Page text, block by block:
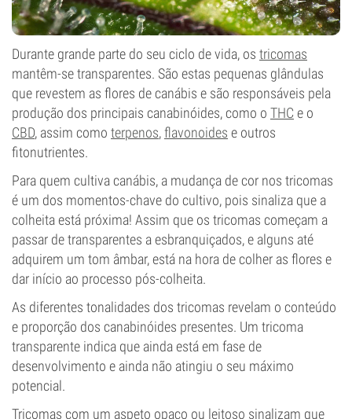
Durante grande parte do seu ciclo de vida, os tricomas
mantêm-se transparentes. São estas pequenas glândulas
que revestem as flores de canábis e são responsáveis pela
produção dos principais canabinóides, como o THC e o
CBD, assim como terpenos,flavonoides e outros
fitonutrientes.
Para quem cultiva canábis, a mudança de cor nos tricomas
é um dos momentos-chave do cultivo, pois sinaliza que a
colheita está próxima! Assim que os tricomas começam a
passar de transparentes a esbranquiçados, e alguns até
adquirem um tom âmbar, está na hora de colher as flores e
dar início ao processo pós-colheita.
As diferentes tonalidades dos tricomas revelam o conteúdo
e proporção dos canabinóides presentes. Um tricoma
transparente indica que ainda está em fase de
desenvolvimento e ainda não atingiu o seu máximo
potencial.
Tricomas com um aspeto opaco ou leitoso sinalizam que